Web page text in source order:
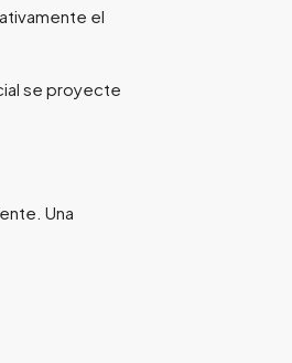
el
se proyecte
Una